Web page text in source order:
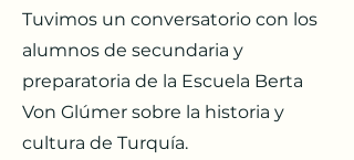
Tuvimos un conversatorio con los
alumnos de secundaria y
preparatoria de la Escuela Berta
Von Glúmer sobre la historia y
cultura de Turquía.